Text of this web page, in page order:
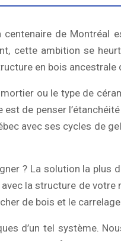
de
cette ambition se
en bois ancestrale
ou le type de
de penser
avec ses cycles de
? La solution la plus
avec la structure de votre
de bois et le carrelage
d’un tel système.